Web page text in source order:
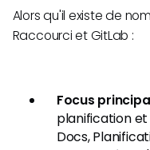
Alors qu'il existe de
Raccourci et GitLab :
Focus
planification
Docs,